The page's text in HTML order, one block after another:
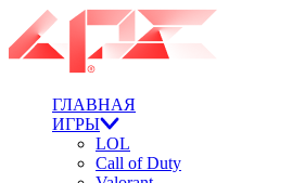
ГЛАВНАЯ
ИГРЫ
LOL
Call of Duty